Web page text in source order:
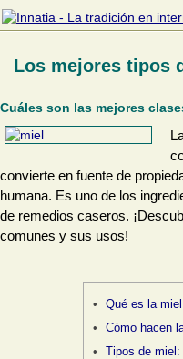
Los mejores tipos
Cuáles son las mejores
convierte en fuente de
humana. Es uno de los
de remedios caseros.
comunes y sus usos!
Qué es la miel
Cómo hacen
Tipos de